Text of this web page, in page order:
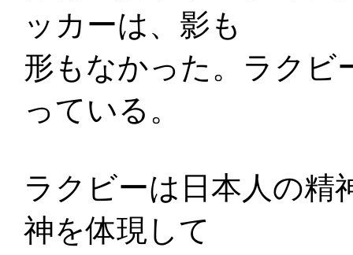
ッカーは、影も
形もなかった。ラクビ
っている。
ラクビーは日本人の精
神を体現して